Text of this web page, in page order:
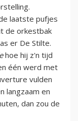
laatste pufjes
de orkestbak
er De Stilte.
hoe hij z'n tijd
één werd met
vulden
langzaam en
dan zou de